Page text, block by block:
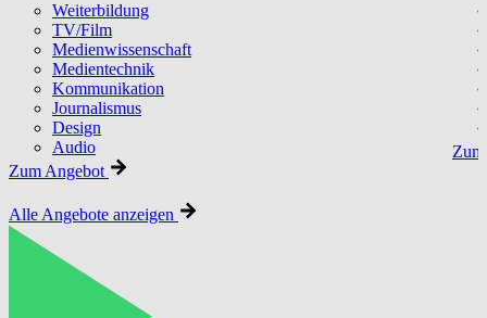
Weiterbildung
TV/Film
Medienwissenschaft
Medientechnik
Kommunikation
Journalismus
Design
Audio
Zum Angebot
Alle Angebote anzeigen